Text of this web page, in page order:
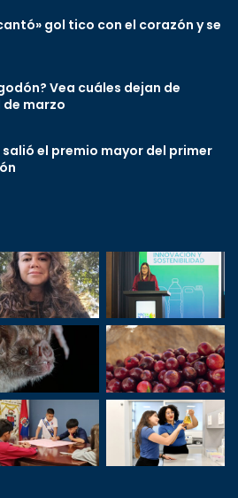
gol tico con el corazón y se
Vea cuáles dejan de
de marzo
salió el premio mayor del primer